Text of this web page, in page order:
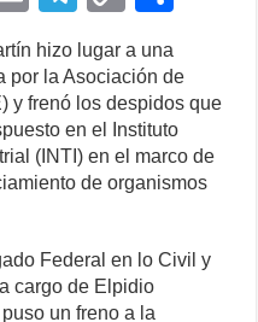
m
ail
el
e
gr
a
m
p
y
Li
n
ar
e
hizo lugar a una
por la Asociación de
y frenó los despidos que
en el Instituto
(INTI) en el marco de
de organismos
Federal en lo Civil y
cargo de Elpidio
un freno a la